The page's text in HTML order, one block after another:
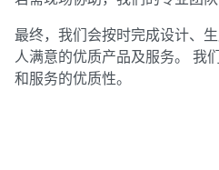
最终，我们会按时完成设计、
人满意的优质产品及服务。 我
和服务的优质性。